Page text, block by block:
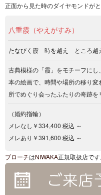
正面から見た時のダイヤモンドがと
八重霞（やえがすみ）
たなびく霞 時を越え ところ越
古典模様の「霞」をモチーフに
本の絵画で、時間や場所の移り
所でめぐり会ったふたりの奇跡を
（婚約指輪）
メレなし￥334,400 税込 ～
メレあり￥391,600 税込 ～
ブローチはNIWAKA正規取扱店です